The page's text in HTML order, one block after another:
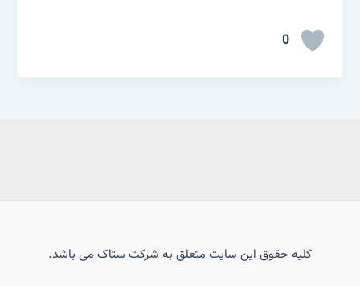
0
کلیه حقوق این سایت متعلق به شرکت ستاک می باشد.